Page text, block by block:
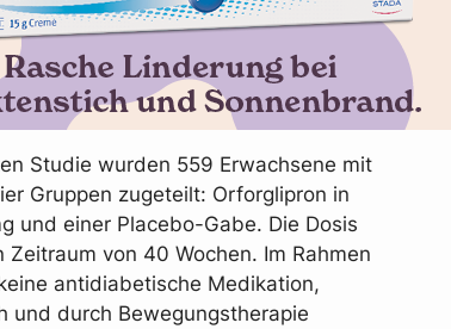
Studie wurden 559 Erwachsene mit
Gruppen zugeteilt: Orforglipron in
und einer Placebo-Gabe. Die Dosis
von 40 Wochen. Im Rahmen
antidiabetische Medikation,
und durch Bewegungstherapie